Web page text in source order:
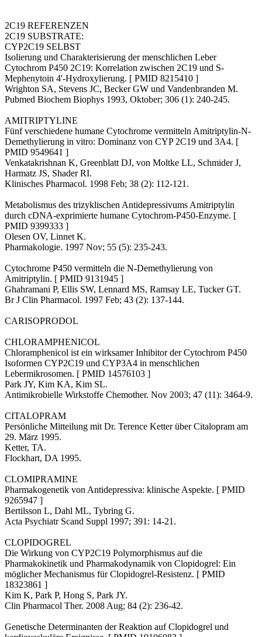
2C19 REFERENZEN
2C19 SUBSTRATE:
CYP2C19 SELBST
Isolierung und Charakterisierung der menschlichen Leber
Cytochrom P450 2C19: Korrelation zwischen 2C19 und S-
Mephenytoin 4'-Hydroxylierung. [ PMID 8215410 ]
Wrighton SA, Stevens JC, Becker GW und Vandenbranden M.
Pubmed Biochem Biophys 1993, Oktober; 306 (1): 240-245.
AMITRIPTYLINE
Fünf verschiedene humane Cytochrome vermitteln Amitriptylin-N-
Demethylierung in vitro: Dominanz von CYP 2C19 und 3A4. [
PMID 9549641 ]
Venkatakrishnan K, Greenblatt DJ, von Moltke LL, Schmider J,
Harmatz JS, Shader RI.
Klinisches Pharmacol. 1998 Feb; 38 (2): 112-121.
Metabolismus des trizyklischen Antidepressivums Amitriptylin
durch cDNA-exprimierte humane Cytochrom-P450-Enzyme. [
PMID 9399333 ]
Olesen OV, Linnet K.
Pharmakologie. 1997 Nov; 55 (5): 235-243.
Cytochrome P450 vermitteln die N-Demethylierung von
Amitriptylin. [ PMID 9131945 ]
Ghahramani P, Ellis SW, Lennard MS, Ramsay LE, Tucker GT.
Br J Clin Pharmacol. 1997 Feb; 43 (2): 137-144.
CARISOPRODOL
CHLORAMPHENICOL
Chloramphenicol ist ein wirksamer Inhibitor der Cytochrom P450
Isoformen CYP2C19 und CYP3A4 in menschlichen
Lebermikrosomen. [ PMID 14576103 ]
Park JY, Kim KA, Kim SL.
Antimikrobielle Wirkstoffe Chemother. Nov 2003; 47 (11): 3464-9.
CITALOPRAM
Persönliche Mitteilung mit Dr. Terence Ketter über Citalopram am
29. März 1995.
Ketter, TA.
Flockhart, DA 1995.
CLOMIPRAMINE
Pharmakogenetik von Antidepressiva: klinische Aspekte. [ PMID
9265947 ]
Bertilsson L, Dahl ML, Tybring G.
Acta Psychiatr Scand Suppl 1997; 391: 14-21.
CLOPIDOGREL
Die Wirkung von CYP2C19 Polymorphismus auf die
Pharmakokinetik und Pharmakodynamik von Clopidogrel: Ein
möglicher Mechanismus für Clopidogrel-Resistenz. [ PMID
18323861 ]
Kim K, Park P, Hong S, Park JY.
Clin Pharmacol Ther. 2008 Aug; 84 (2): 236-42.
Genetische Determinanten der Reaktion auf Clopidogrel und